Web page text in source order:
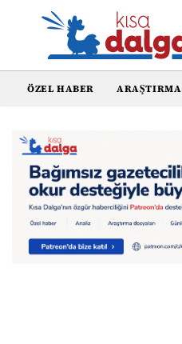
ÖZEL HABER ARAŞTIRMA